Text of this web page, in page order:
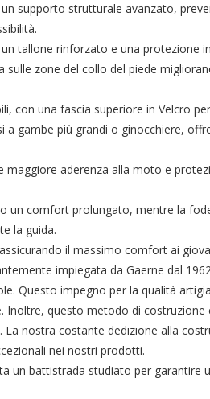
supporto strutturale avanzato,
tallone rinforzato e una protezione
zone del collo del piede
con una fascia superiore in Velcro
a gambe più grandi o ginocchiere,
aderenza alla moto e
un comfort prolungato, mentre la
la guida.
il massimo comfort ai
impiegata da Gaerne dal
Questo impegno per la qualità
Inoltre, questo metodo di costruzione
nostra costante dedizione alla
nei nostri prodotti.
un battistrada studiato per garantire